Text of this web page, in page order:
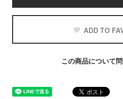
ADD TO
この商品について